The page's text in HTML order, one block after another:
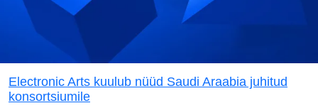
Electronic Arts kuulub nüüd Saudi Araabia juhitud
konsortsiumile